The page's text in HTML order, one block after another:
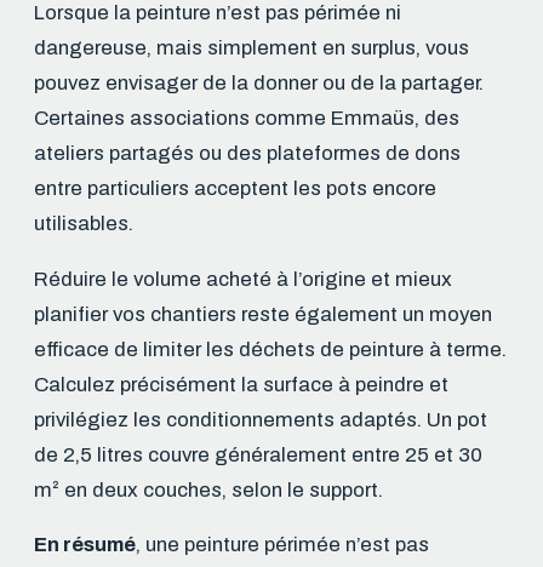
Lorsque la peinture n’est pas périmée ni
dangereuse, mais simplement en surplus, vous
pouvez envisager de la donner ou de la partager.
Certaines associations comme Emmaüs, des
ateliers partagés ou des plateformes de dons
entre particuliers acceptent les pots encore
utilisables.
Réduire le volume acheté à l’origine et mieux
planifier vos chantiers reste également un moyen
efficace de limiter les déchets de peinture à terme.
Calculez précisément la surface à peindre et
privilégiez les conditionnements adaptés. Un pot
de 2,5 litres couvre généralement entre 25 et 30
m² en deux couches, selon le support.
En résumé, une peinture périmée n’est pas